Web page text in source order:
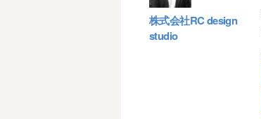
株式会社RC design
studio